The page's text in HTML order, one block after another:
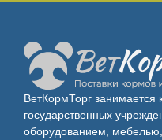
ВетКормТорг
государственных
оборудованием,